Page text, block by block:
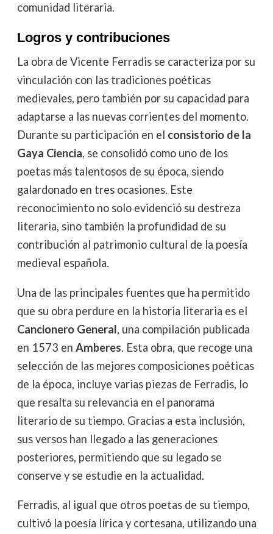
comunidad literaria.
Logros y contribuciones
La obra de Vicente Ferradis se caracteriza por su
vinculación con las tradiciones poéticas
medievales, pero también por su capacidad para
adaptarse a las nuevas corrientes del momento.
Durante su participación en el consistorio de la
Gaya Ciencia, se consolidó como uno de los
poetas más talentosos de su época, siendo
galardonado en tres ocasiones. Este
reconocimiento no solo evidenció su destreza
literaria, sino también la profundidad de su
contribución al patrimonio cultural de la poesía
medieval española.
Una de las principales fuentes que ha permitido
que su obra perdure en la historia literaria es el
Cancionero General, una compilación publicada
en 1573 en Amberes. Esta obra, que recoge una
selección de las mejores composiciones poéticas
de la época, incluye varias piezas de Ferradis, lo
que resalta su relevancia en el panorama
literario de su tiempo. Gracias a esta inclusión,
sus versos han llegado a las generaciones
posteriores, permitiendo que su legado se
conserve y se estudie en la actualidad.
Ferradis, al igual que otros poetas de su tiempo,
cultivó la poesía lírica y cortesana, utilizando una